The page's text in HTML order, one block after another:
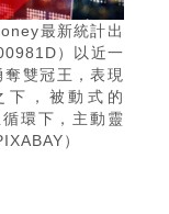
最新統計出
）以近一
雙冠王，表現
下，被動式的
環下，主動靈
）